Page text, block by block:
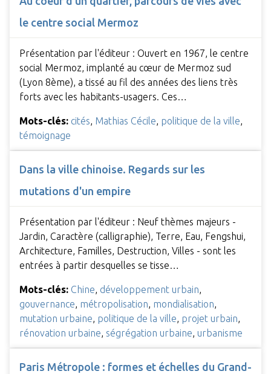
le centre social Mermoz
Présentation par l'éditeur : Ouvert en 1967, le centre
social Mermoz, implanté au cœur de Mermoz sud
(Lyon 8ème), a tissé au fil des années des liens très
forts avec les habitants-usagers. Ces…
Mots-clés: cités, Mathias Cécile, politique de la ville,
témoignage
Dans la ville chinoise. Regards sur les
mutations d'un empire
Présentation par l'éditeur : Neuf thèmes majeurs -
Jardin, Caractère (calligraphie), Terre, Eau, Fengshui,
Architecture, Familles, Destruction, Villes - sont les
entrées à partir desquelles se tisse…
Mots-clés: Chine, développement urbain,
gouvernance, métropolisation, mondialisation,
mutation urbaine, politique de la ville, projet urbain,
rénovation urbaine, ségrégation urbaine, urbanisme
Paris Métropole : formes et échelles du Grand-